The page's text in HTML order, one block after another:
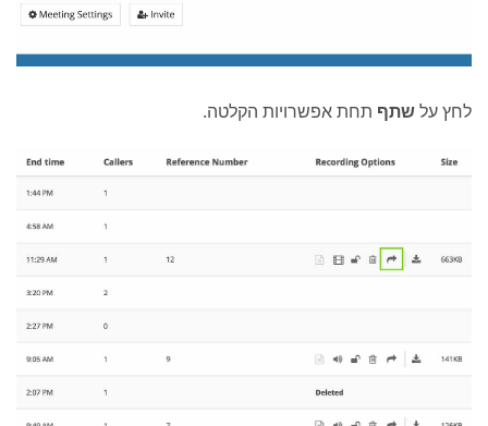
לחץ עלשתף תחת אפשרויות הקלטה.